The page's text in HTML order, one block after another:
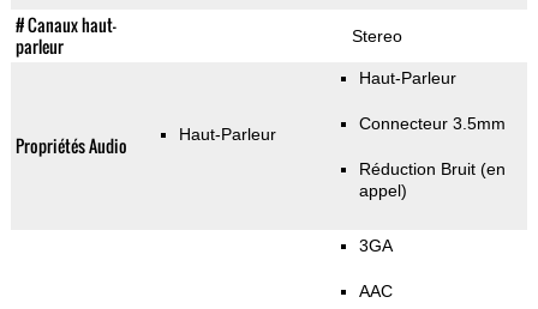
# Canaux haut-
parleur
Stereo
Propriétés Audio Haut-Parleur
Haut-Parleur
Connecteur 3.5mm
Réduction Bruit (en
appel)
3GA
AAC